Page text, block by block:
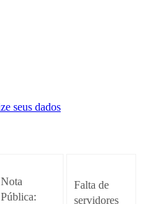
Nota
Pública:
Falta de
servidores